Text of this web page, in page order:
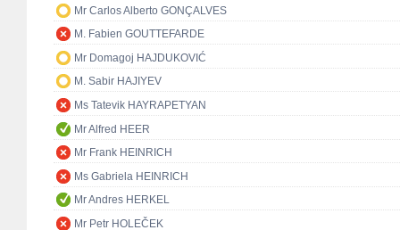
Mr Carlos Alberto GONÇALVES
M. Fabien GOUTTEFARDE
Mr Domagoj HAJDUKOVIĆ
M. Sabir HAJIYEV
Ms Tatevik HAYRAPETYAN
Mr Alfred HEER
Mr Frank HEINRICH
Ms Gabriela HEINRICH
Mr Andres HERKEL
Mr Petr HOLEČEK